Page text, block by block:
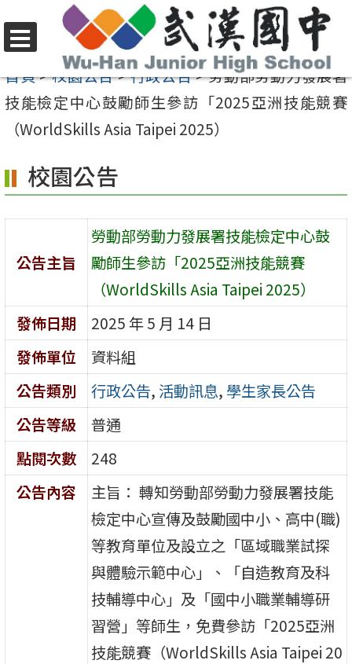
至
要
區
選
單
首頁>校園公告>行政公告>勞動部勞動力發展署
技能檢定中心鼓勵師生參訪「2025亞洲技能競賽
（WorldSkills Asia Taipei 2025）
校園公告
公告主旨
勞動部勞動力發展署技能檢定中心鼓
勵師生參訪「2025亞洲技能競賽
（WorldSkills Asia Taipei 2025）
發佈日期
2025 年 5 月 14 日
發佈單位
資料組
公告類別
行政公告, 活動訊息, 學生家長公告
公告等級
普通
點閱次數
248
公告內容
主旨： 轉知勞動部勞動力發展署技能
檢定中心宣傳及鼓勵國中小、高中(職)
等教育單位及設立之「區域職業試探
與體驗示範中心」、「自造教育及科
技輔導中心」及「國中小職業輔導研
習營」等師生，免費參訪「2025亞洲
技能競賽（WorldSkills Asia Taipei 20